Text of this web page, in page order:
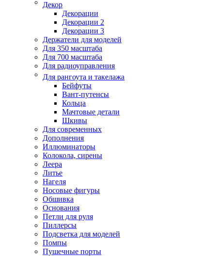
Декор
Декорации
Декорации 2
Декорации 3
Держатели для моделей
Для 350 масштаба
Для 700 масштаба
Для радиоуправления
Для рангоута и такелажа
Бейфуты
Вант-путенсы
Кольца
Мачтовые детали
Шкивы
Для современных
Дополнения
Иллюминаторы
Колокола, сирены
Леера
Литье
Нагеля
Носовые фигуры
Обшивка
Основания
Петли для руля
Пиллерсы
Подсветка для моделей
Помпы
Пушечные порты